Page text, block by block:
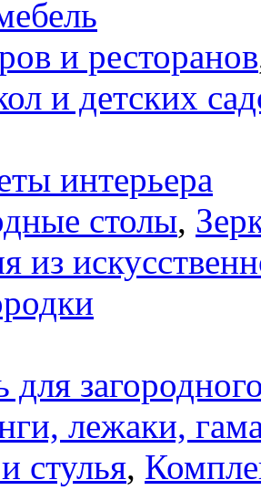
и ресторанов
и детских
интерьера
столы,
из
для
лежаки,
стулья,